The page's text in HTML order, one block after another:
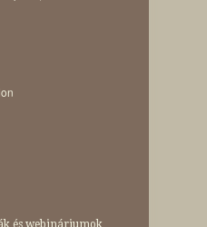
és webináriumok